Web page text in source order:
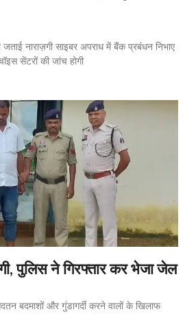
जताई नाराज़गी साइबर अपराध में बैंक प्रबंधन निभाए
सेंटरों की जांच होगी
पुलिस ने गिरफ्तार कर भेजा जेल
बदमाशों और गुंडागर्दी करने वालों के खिलाफ